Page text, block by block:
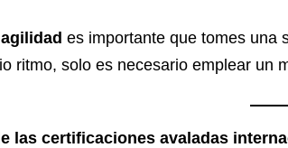
es importante que tomes una
ritmo, solo es necesario emplear un
las certificaciones avaladas